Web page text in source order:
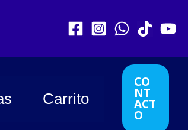
Carrito
CO
NT
ACT
O